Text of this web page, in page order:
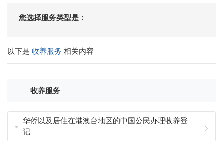
您选择服务类型是：
以下是收养服务相关内容
收养服务
华侨以及居住在港澳台地区的中国公民办理收养登
记